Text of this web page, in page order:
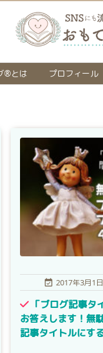
®とは プロフィール
 2017年3月1日
「ブログ記事
お答えします！無
記事タイトルにす